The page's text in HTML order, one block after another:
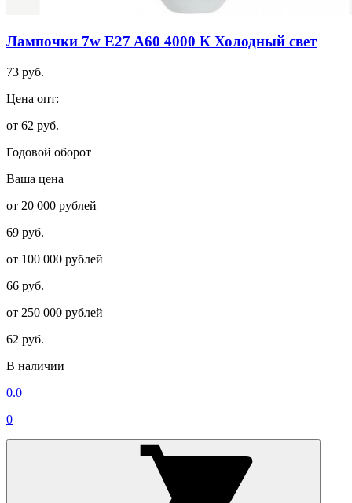
Лампочки 7w E27 A60 4000 К Холодный свет
73 руб.
Цена опт:
от 62 руб.
Годовой оборот
Ваша цена
от 20 000 рублей
69 руб.
от 100 000 рублей
66 руб.
от 250 000 рублей
62 руб.
В наличии
0.0
0